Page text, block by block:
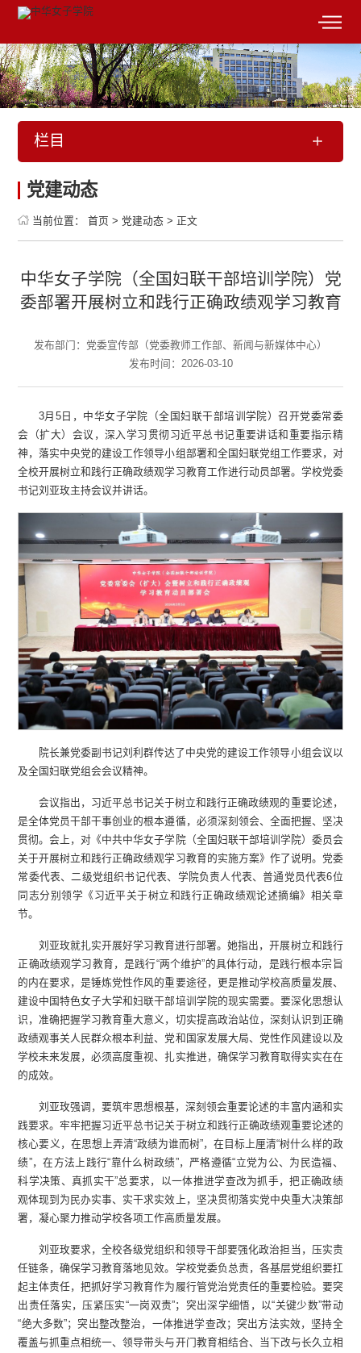
栏目
党建动态
当前位置： 首页 > 党建动态 > 正文
中华女子学院（全国妇联干部培训学院）党
委部署开展树立和践行正确政绩观学习教育
发布部门：党委宣传部（党委教师工作部、新闻与新媒体中心）
发布时间：2026-03-10
3月5日，中华女子学院（全国妇联干部培训学院）召开党委常委
会（扩大）会议，深入学习贯彻习近平总书记重要讲话和重要指示精
神，落实中央党的建设工作领导小组部署和全国妇联党组工作要求，对
全校开展树立和践行正确政绩观学习教育工作进行动员部署。学校党委
书记刘亚玫主持会议并讲话。
院长兼党委副书记刘利群传达了中央党的建设工作领导小组会议以
及全国妇联党组会会议精神。
会议指出，习近平总书记关于树立和践行正确政绩观的重要论述，
是全体党员干部干事创业的根本遵循，必须深刻领会、全面把握、坚决
贯彻。会上，对《中共中华女子学院（全国妇联干部培训学院）委员会
关于开展树立和践行正确政绩观学习教育的实施方案》作了说明。党委
常委代表、二级党组织书记代表、学院负责人代表、普通党员代表6位
同志分别领学《习近平关于树立和践行正确政绩观论述摘编》相关章
节。
刘亚玫就扎实开展好学习教育进行部署。她指出，开展树立和践行
正确政绩观学习教育，是践行“两个维护”的具体行动，是践行根本宗旨
的内在要求，是锤炼党性作风的重要途径，更是推动学校高质量发展、
建设中国特色女子大学和妇联干部培训学院的现实需要。要深化思想认
识，准确把握学习教育重大意义，切实提高政治站位，深刻认识到正确
政绩观事关人民群众根本利益、党和国家发展大局、党性作风建设以及
学校未来发展，必须高度重视、扎实推进，确保学习教育取得实实在在
的成效。
刘亚玫强调，要筑牢思想根基，深刻领会重要论述的丰富内涵和实
践要求。牢牢把握习近平总书记关于树立和践行正确政绩观重要论述的
核心要义，在思想上弄清“政绩为谁而树”，在目标上厘清“树什么样的政
绩”，在方法上践行“靠什么树政绩”，严格遵循“立党为公、为民造福、
科学决策、真抓实干”总要求，以一体推进学查改为抓手，把正确政绩
观体现到为民办实事、实干求实效上，坚决贯彻落实党中央重大决策部
署，凝心聚力推动学校各项工作高质量发展。
刘亚玫要求，全校各级党组织和领导干部要强化政治担当，压实责
任链条，确保学习教育落地见效。学校党委负总责，各基层党组织要扛
起主体责任，把抓好学习教育作为履行管党治党责任的重要检验。要突
出责任落实，压紧压实“一岗双责”；突出深学细悟，以“关键少数”带动
“绝大多数”；突出整改整治，一体推进学查改；突出方法实效，坚持全
覆盖与抓重点相统一、领导带头与开门教育相结合、当下改与长久立相